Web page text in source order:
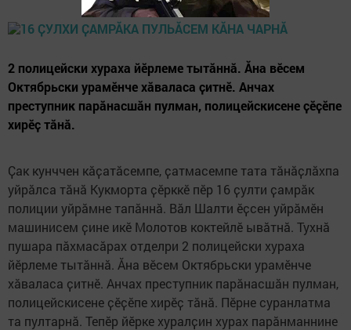
2 полицейски хураха йӗрлеме тытӑннӑ. Ӑна вӗсем
Октябрьски урамӗнче хӑваласа ҫитнӗ. Анчах
преступник парӑнасшӑн пулман, полицейскисене ҫӗҫӗпе
хирӗҫ тӑнӑ.
Ҫак кунччен кӑҫатӑсемпе, ҫатмасемпе тата тӑнӑҫлӑхпа
уйрӑлса тӑнӑ Кукморта ҫӗрккӗ пӗр 16 ҫулти ҫамрӑк
полиции уйрӑмне тапӑннӑ. Вӑл Шалти ӗҫсен уйрӑмӗн
машинисем ҫине икӗ Молотов коктейлӗ ывӑтнӑ. Тухнӑ
пушара пӑхмасӑрах отделри 2 полицейски хураха
йӗрлеме тытӑннӑ. Ӑна вӗсем Октябрьски урамӗнче
хӑваласа ҫитнӗ. Анчах преступник парӑнасшӑн пулман,
полицейскисене ҫӗҫӗпе хирӗҫ тӑнӑ. Пӗрне суранлатма
та пултарнӑ. Тепӗр йӗрке хуралҫин хурах парӑнманнине